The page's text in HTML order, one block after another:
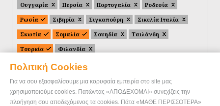
Πολιτική Cookies
Για να σου εξασφαλίσουμε μια κορυφαία εμπειρία στο site μας
χρησιμοποιούμε cookies. Πατώντας «ΑΠΟΔΕΧΟΜΑΙ» συνεχίζεις την
πλοήγηση σου αποδεχόμενος τα cookies. Πάτα «ΜΑΘΕ ΠΕΡΙΣΣΟΤΕΡΑ»
Ουγγαρία
Περσία Πορτογαλία
Ροδεσία
Ρωσία
Σιβηρία Σιγκαπούρη
Σικελία Ιταλία
Σκωτία
Σομαλία Σουηδία
Ταιλάνδη
Τουρκία
Φιλανδία